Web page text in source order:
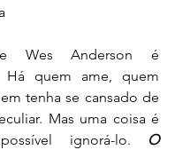
Wes Anderson é
Há quem ame, quem
tenha se cansado de
Mas uma coisa é
ignorá-lo.
O